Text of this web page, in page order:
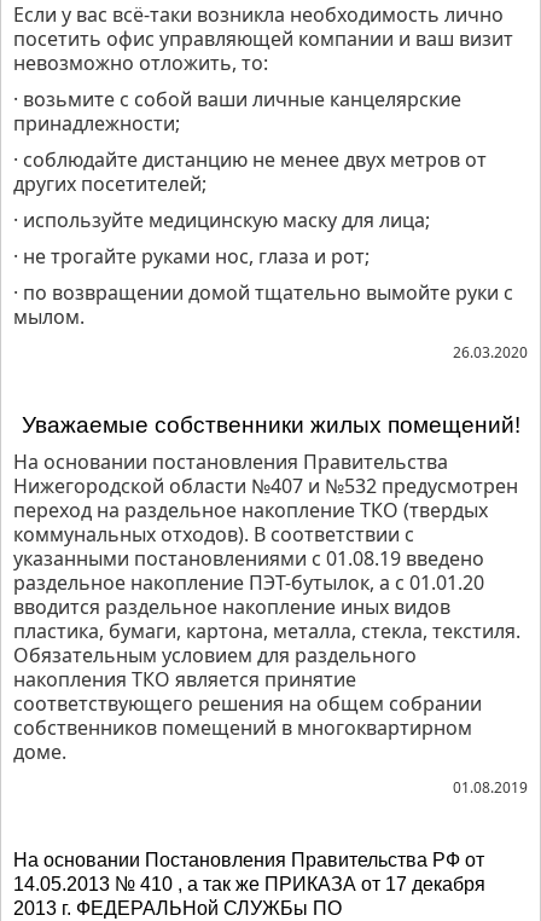
Если у вас всё-таки возникла необходимость лично
посетить офис управляющей компании и ваш визит
невозможно отложить, то:
· возьмите с собой ваши личные канцелярские
принадлежности;
· соблюдайте дистанцию не менее двух метров от
других посетителей;
· используйте медицинскую маску для лица;
· не трогайте руками нос, глаза и рот;
· по возвращении домой тщательно вымойте руки с
мылом.
26.03.2020
Уважаемые собственники жилых помещений!
На основании постановления Правительства
Нижегородской области №407 и №532 предусмотрен
переход на раздельное накопление ТКО (твердых
коммунальных отходов). В соответствии с
указанными постановлениями с 01.08.19 введено
раздельное накопление ПЭТ-бутылок, а с 01.01.20
вводится раздельное накопление иных видов
пластика, бумаги, картона, металла, стекла, текстиля.
Обязательным условием для раздельного
накопления ТКО является принятие
соответствующего решения на общем собрании
собственников помещений в многоквартирном
доме.
01.08.2019
На основании Постановления Правительства РФ от
14.05.2013 № 410 , а так же ПРИКАЗА от 17 декабря
2013 г. ФЕДЕРАЛЬНой СЛУЖБы ПО